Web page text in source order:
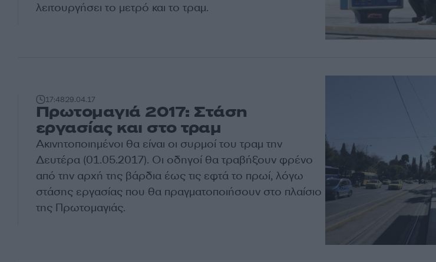
λειτουργήσει το μετρό και το τραμ.
17:4829.04.17
Πρωτομαγιά 2017: Στάση
εργασίας και στο τραμ
Ακινητοποιημένοι θα είναι οι συρμοί του τραμ την
Δευτέρα (01.05.2017). Οι οδηγοί θα τραβήξουν φρένο
από την αρχή της βάρδια έως τις εφτά το πρωί, λόγω
στάσης εργασίας που θα πραγματοποιήσουν στο πλαίσιο
της Πρωτομαγιάς.